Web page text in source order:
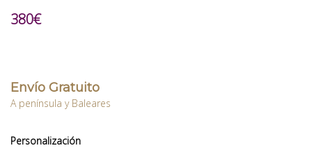
380€
Envío Gratuito
A península y Baleares
Personalización